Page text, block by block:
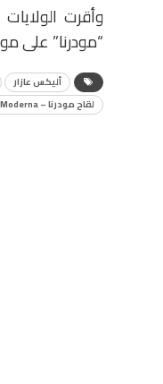
وأقرت
“مودرنا” على
أليكس عازار
لقاح مودرنا – Moderna